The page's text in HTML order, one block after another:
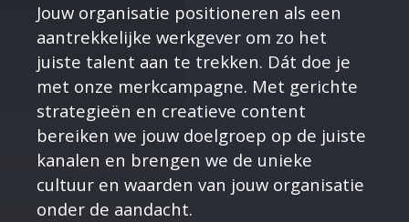
Jouw organisatie positioneren als een
aantrekkelijke werkgever om zo het
juiste talent aan te trekken. Dát doe je
met onze merkcampagne. Met gerichte
strategieën en creatieve content
bereiken we jouw doelgroep op de juiste
kanalen en brengen we de unieke
cultuur en waarden van jouw organisatie
onder de aandacht.